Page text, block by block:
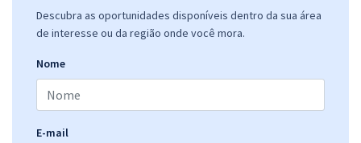
Descubra as oportunidades disponíveis dentro da sua área
de interesse ou da região onde você mora.
Nome
E-mail